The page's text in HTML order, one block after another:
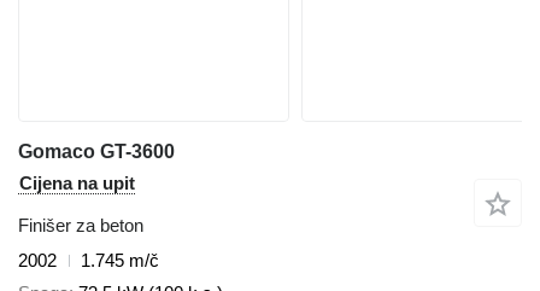
Gomaco GT-3600
Cijena na upit
Finišer za beton
2002
1.745 m/č